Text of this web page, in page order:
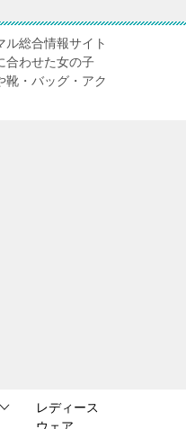
総合情報サイト
合わせた女の子
靴・バッグ・アク
レディース